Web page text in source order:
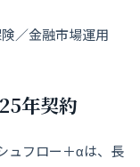
／金融市場運用
年契約
ュフロー＋αは、長